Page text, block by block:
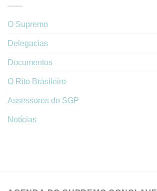
O Supremo
Delegacias
Documentos
O Rito Brasileiro
Assessores do SGP
Notícias